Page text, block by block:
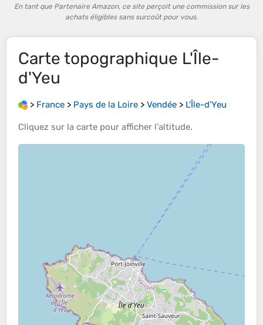
En tant que Partenaire Amazon, ce site perçoit une commission sur les
achats éligibles sans surcoût pour vous.
Carte topographique L'Île-
d'Yeu
> France > Pays de la Loire > Vendée > L'Île-d'Yeu
Cliquez sur la carte pour afficher l’altitude.